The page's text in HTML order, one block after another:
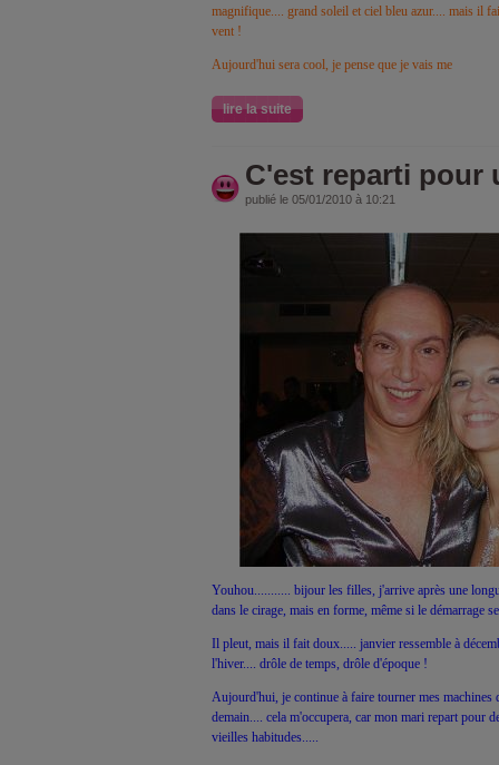
magnifique.... grand soleil et ciel bleu azur.... mais il
vent !
Aujourd'hui sera cool, je pense que je vais me
lire la suite
C'est reparti pour
publié le 05/01/2010 à 10:21
Youhou........... bijour les filles, j'arrive après une
dans le cirage, mais en forme, même si le démarrage
Il pleut, mais il fait doux..... janvier ressemble à
l'hiver.... drôle de temps, drôle d'époque !
Aujourd'hui, je continue à faire tourner mes machines
demain.... cela m'occupera, car mon mari repart pour
vieilles habitudes.....